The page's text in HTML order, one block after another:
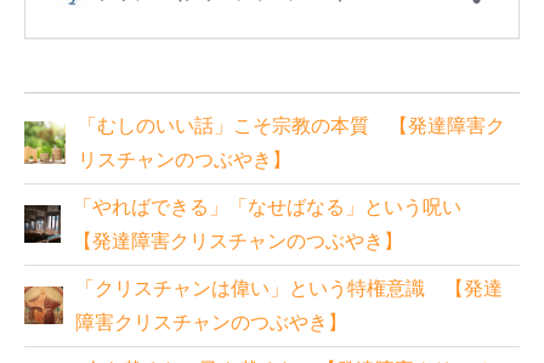
「むしのいい話」こそ宗教の本質 【発達障害ク
リスチャンのつぶやき】
「やればできる」「なせばなる」という呪い
【発達障害クリスチャンのつぶやき】
「クリスチャンは偉い」という特権意識 【発達
障害クリスチャンのつぶやき】